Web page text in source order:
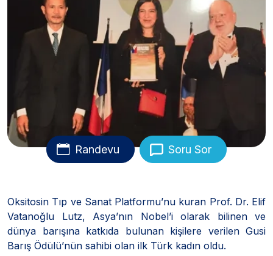
Randevu Soru Sor
Oksitosin Tıp ve Sanat Platformu’nu kuran Prof. Dr. Elif
Vatanoğlu Lutz, Asya’nın Nobel’i olarak bilinen ve
dünya barışına katkıda bulunan kişilere verilen Gusi
Barış Ödülü’nün sahibi olan ilk Türk kadın oldu.